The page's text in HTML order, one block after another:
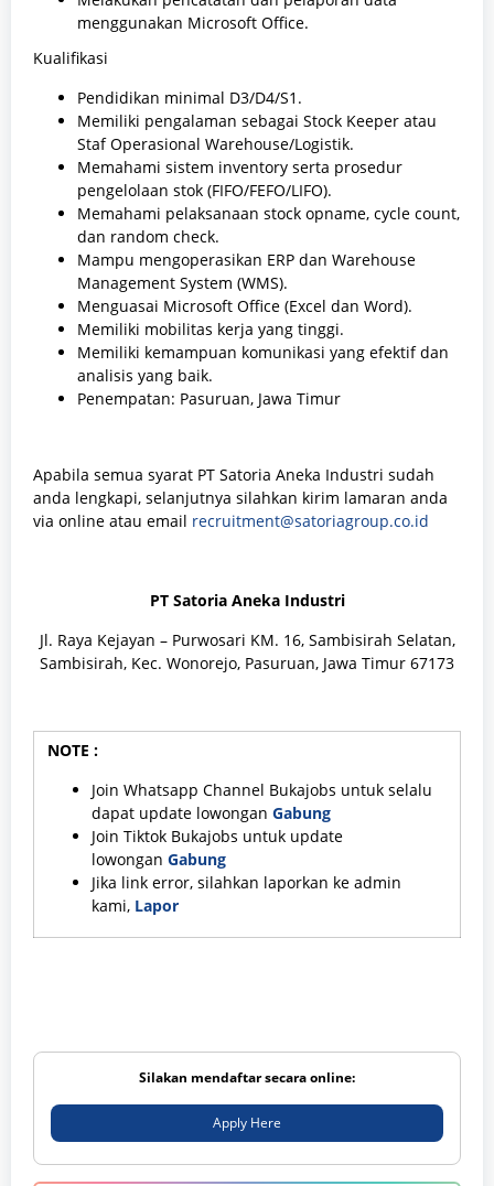
menggunakan Microsoft Office.
Kualifikasi
Pendidikan minimal D3/D4/S1.
Memiliki pengalaman sebagai Stock Keeper atau
Staf Operasional Warehouse/Logistik.
Memahami sistem inventory serta prosedur
pengelolaan stok (FIFO/FEFO/LIFO).
Memahami pelaksanaan stock opname, cycle count,
dan random check.
Mampu mengoperasikan ERP dan Warehouse
Management System (WMS).
Menguasai Microsoft Office (Excel dan Word).
Memiliki mobilitas kerja yang tinggi.
Memiliki kemampuan komunikasi yang efektif dan
analisis yang baik.
Penempatan: Pasuruan, Jawa Timur
Apabila semua syarat PT Satoria Aneka Industri sudah
anda lengkapi, selanjutnya silahkan kirim lamaran anda
via online atau email recruitment@satoriagroup.co.id
PT Satoria Aneka Industri
Jl. Raya Kejayan – Purwosari KM. 16, Sambisirah Selatan,
Sambisirah, Kec. Wonorejo, Pasuruan, Jawa Timur 67173
NOTE :
Join Whatsapp Channel Bukajobs untuk selalu
dapat update lowongan Gabung
Join Tiktok Bukajobs untuk update
lowongan Gabung
Jika link error, silahkan laporkan ke admin
kami, Lapor
Silakan mendaftar secara online:
Apply Here